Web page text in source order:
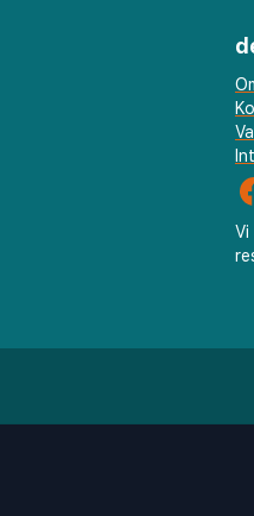
Vi